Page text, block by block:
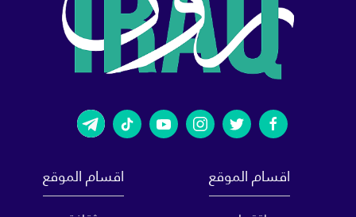
اقسام الموقع اقسام الموقع